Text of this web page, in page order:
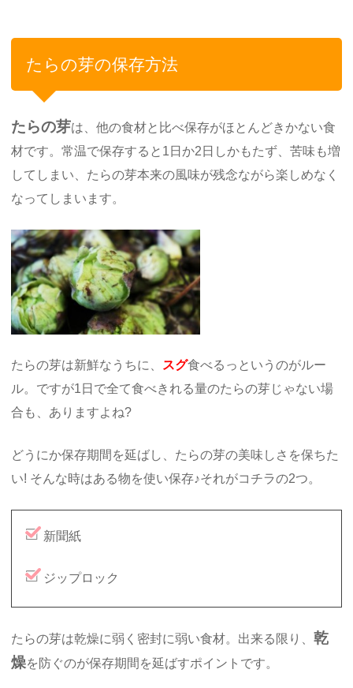
たらの芽の保存方法
たらの芽は、他の食材と比べ保存がほとんどきかない食
材です。常温で保存すると1日か2日しかもたず、苦味も増
してしまい、たらの芽本来の風味が残念ながら楽しめなく
なってしまいます。
たらの芽は新鮮なうちに、 スグ食べるっというのがルー
ル。ですが1日で全て食べきれる量のたらの芽じゃない場
合も、ありますよね?
どうにか保存期間を延ばし、たらの芽の美味しさを保ちた
い! そんな時はある物を使い保存♪それがコチラの2つ。
新聞紙
ジップロック
たらの芽は乾燥に弱く密封に弱い食材。出来る限り、乾
燥を防ぐのが保存期間を延ばすポイントです。